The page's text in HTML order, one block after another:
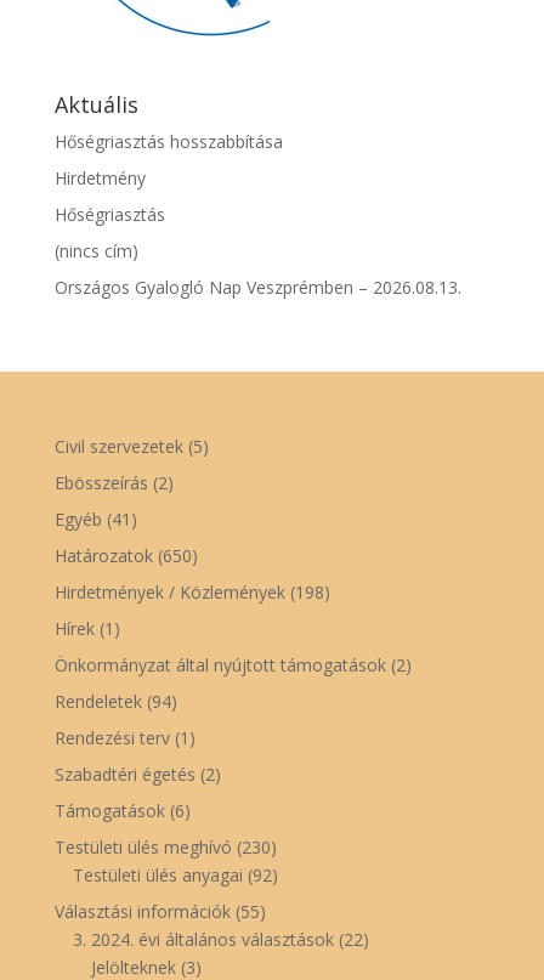
Aktuális
Hőségriasztás hosszabbítása
Hirdetmény
Hőségriasztás
(nincs cím)
Országos Gyalogló Nap Veszprémben – 2026.08.13.
Civil szervezetek(5)
Ebösszeírás (2)
Egyéb (41)
Határozatok(650)
Hirdetmények / Közlemények(198)
Hírek(1)
Önkormányzat által nyújtott támogatások(2)
Rendeletek(94)
Rendezési terv(1)
Szabadtéri égetés (2)
Támogatások(6)
Testületi ülés meghívó (230)
Testületi ülés anyagai (92)
Választási információk(55)
3. 2024. évi általános választások(22)
Jelölteknek(3)